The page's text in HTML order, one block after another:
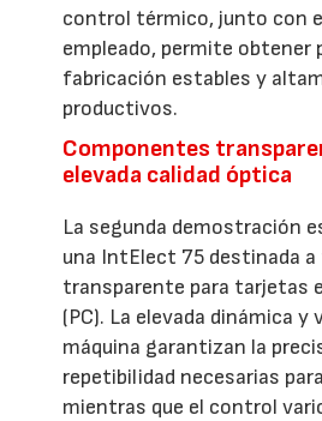
control térmico, junto con
empleado, permite obtener
fabricación estables y
productivos.
Componentes
elevada calidad óptica
La segunda demostración
una IntElect 75 destinada a
transparente para tarjetas
(PC). La elevada dinámica y
máquina garantizan la
repetibilidad necesarias
mientras que el control